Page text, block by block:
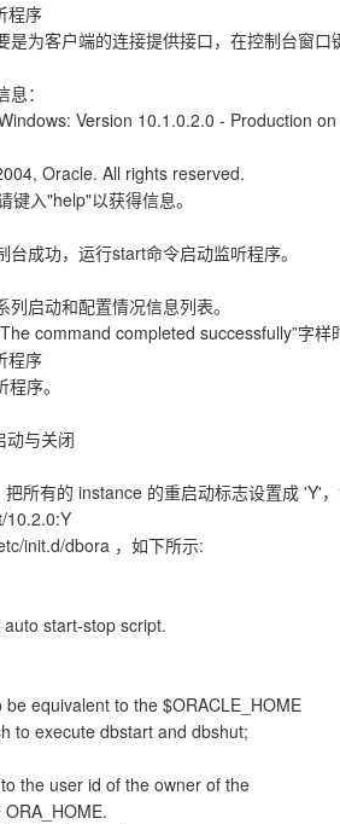
程序
是为客户端的连接提供接口，在控制台窗口
：
Version 10.1.0.2.0 - Production
Oracle. All rights reserved.
键入"help"以获得信息。
成功，运行start命令启动监听程序。
启动和配置情况信息列表。
command completed successfully”字
程序
序。
动与关闭
所有的 instance 的重启动标志设置成 'Y'
10.2.0:Y
init.d/dbora ，如下所示:
start-stop script.
be equivalent to the $ORACLE_HOME
to execute dbstart and dbshut;
the user id of the owner of the